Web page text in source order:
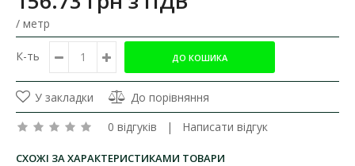
/ метр
К-ть
У закладки
До порівняння
0 відгуків | Написати відгук
СХОЖІ ЗА ХАРАКТЕРИСТИКАМИ ТОВАРИ